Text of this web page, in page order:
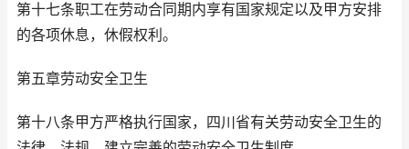
第十七条职工在劳动合同期内享有国家规定以及甲方安排
的各项休息，休假权利。
第五章劳动安全卫生
第十八条甲方严格执行国家，四川省有关劳动安全卫生的